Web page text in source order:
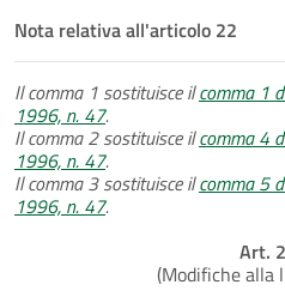
Nota relativa all'articolo 22
Il comma 1 sostituisce ilcomma 1
1996, n. 47.
Il comma 2 sostituisce ilcomma 4
1996, n. 47.
Il comma 3 sostituisce ilcomma 5
1996, n. 47.
Art.
(Modifiche alla